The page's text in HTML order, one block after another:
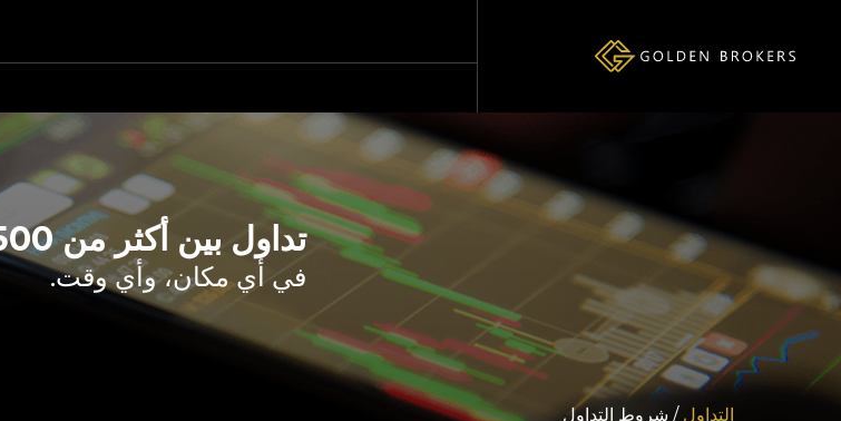
تداول بين أكثر من 1500 ورقة مالية.
في أي مكان، وأي وقت.
التداول / شروط التداول